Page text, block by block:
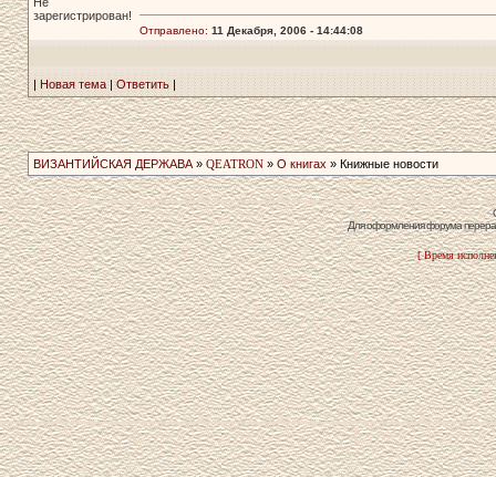
зарегистрирован!
Отправлено: 11 Декабря, 2006 - 14:44:08
| Новая тема|Ответить|
ВИЗАНТИЙСКАЯ ДЕРЖАВА» QEATRON» О книгах » Книжные новости
Для оформления форума
[ Время